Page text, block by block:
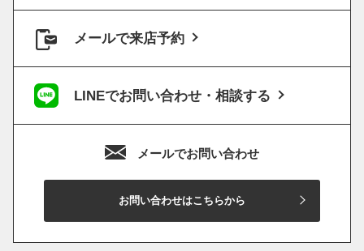
メールで来店予約
LINEでお問い合わせ・相談する
メールでお問い合わせ
お問い合わせはこちらから